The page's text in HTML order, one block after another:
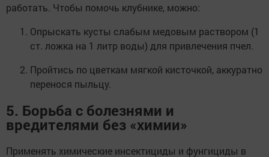
работать. Чтобы помочь клубнике, можно:
Опрыскать кусты слабым медовым раствором (1
ст. ложка на 1 литр воды) для привлечения пчел.
Пройтись по цветкам мягкой кисточкой, аккуратно
перенося пыльцу.
5. Борьба с болезнями и
вредителями без «химии»
Применять химические инсектициды и фунгициды в